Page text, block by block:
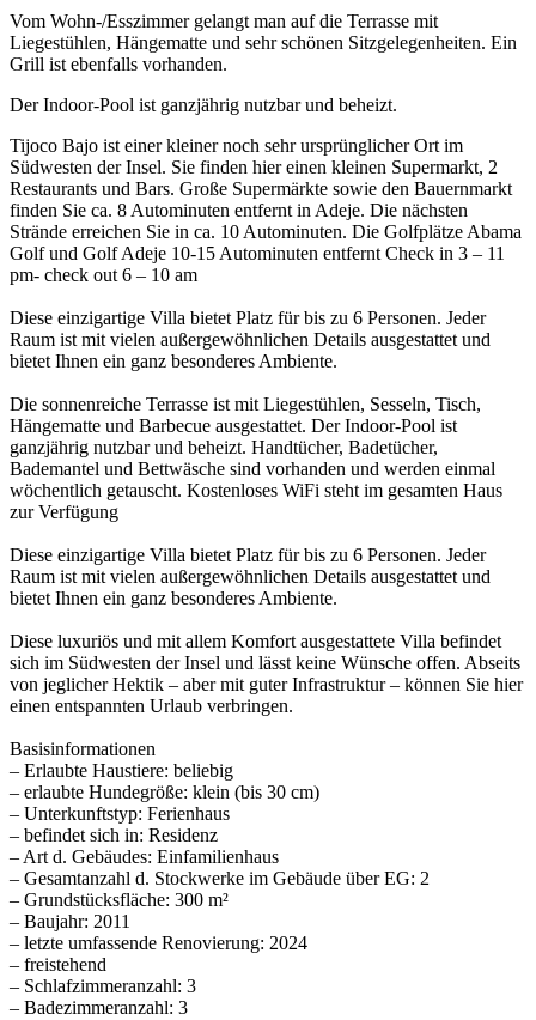
Vom Wohn-/Esszimmer gelangt man auf die Terrasse mit
Liegestühlen, Hängematte und sehr schönen Sitzgelegenheiten. Ein
Grill ist ebenfalls vorhanden.
Der Indoor-Pool ist ganzjährig nutzbar und beheizt.
Tijoco Bajo ist einer kleiner noch sehr ursprünglicher Ort im
Südwesten der Insel. Sie finden hier einen kleinen Supermarkt, 2
Restaurants und Bars. Große Supermärkte sowie den Bauernmarkt
finden Sie ca. 8 Autominuten entfernt in Adeje. Die nächsten
Strände erreichen Sie in ca. 10 Autominuten. Die Golfplätze Abama
Golf und Golf Adeje 10-15 Autominuten entfernt Check in 3 – 11
pm- check out 6 – 10 am
Diese einzigartige Villa bietet Platz für bis zu 6 Personen. Jeder
Raum ist mit vielen außergewöhnlichen Details ausgestattet und
bietet Ihnen ein ganz besonderes Ambiente.
Die sonnenreiche Terrasse ist mit Liegestühlen, Sesseln, Tisch,
Hängematte und Barbecue ausgestattet. Der Indoor-Pool ist
ganzjährig nutzbar und beheizt. Handtücher, Badetücher,
Bademantel und Bettwäsche sind vorhanden und werden einmal
wöchentlich getauscht. Kostenloses WiFi steht im gesamten Haus
zur Verfügung
Diese einzigartige Villa bietet Platz für bis zu 6 Personen. Jeder
Raum ist mit vielen außergewöhnlichen Details ausgestattet und
bietet Ihnen ein ganz besonderes Ambiente.
Diese luxuriös und mit allem Komfort ausgestattete Villa befindet
sich im Südwesten der Insel und lässt keine Wünsche offen. Abseits
von jeglicher Hektik – aber mit guter Infrastruktur – können Sie hier
einen entspannten Urlaub verbringen.
Basisinformationen
– Erlaubte Haustiere: beliebig
– erlaubte Hundegröße: klein (bis 30 cm)
– Unterkunftstyp: Ferienhaus
– befindet sich in: Residenz
– Art d. Gebäudes: Einfamilienhaus
– Gesamtanzahl d. Stockwerke im Gebäude über EG: 2
– Grundstücksfläche: 300 m²
– Baujahr: 2011
– letzte umfassende Renovierung: 2024
– freistehend
– Schlafzimmeranzahl: 3
– Badezimmeranzahl: 3